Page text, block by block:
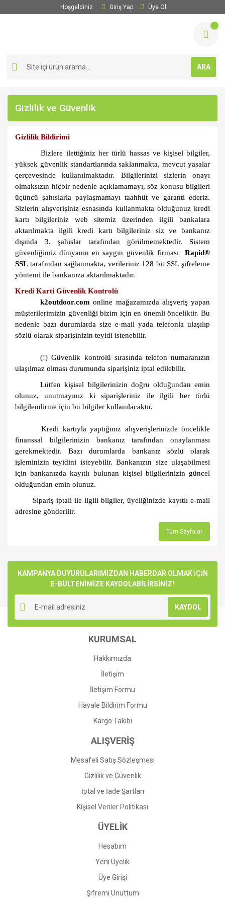
Hoşgeldiniz Giriş Yap Üye Ol
ARA
Gizlilik ve Güvenlik
Gizlilik Bildirimi
Bizlere ilettiğiniz her türlü hassas ve kişisel bilgiler,
yüksek güvenlik standartlarında saklanmakta, mevcut yasalar
çerçevesinde kullanılmaktadır. Bilgilerinizi sizlerin onayı
olmaksızın hiçbir nedenle açıklamamayı, söz konusu bilgileri
üçüncü şahıslarla paylaşmamayı taahhüt ve garanti ederiz.
Sizlerin alışverişiniz esnasında kullanmakta olduğunuz kredi
kartı bilgileriniz web sitemiz üzerinden ilgili bankalara
aktarılmakta ilgili kredi kartı bilgileriniz siz ve bankanız
dışında 3. şahıslar tarafından görülmemektedir. Sistem
güvenliğimiz dünyanın en saygın güvenlik firması Rapid®
SSL tarafından sağlanmakta, verileriniz 128 bit SSL şifreleme
yöntemi ile bankanıza aktarılmaktadır.
Kredi Karti Güvenlik Kontrolü
k2outdoor.com online mağazamızda alışveriş yapan
müşterilerimizin güvenliği bizim için en önemli önceliktir. Bu
nedenle bazı durumlarda size e-mail yada telefonla ulaşılıp
sözlü olarak siparişinizin teyidi istenebilir.
(!) Güvenlik kontrolü sırasında telefon numaranızın
ulaşılmaz olması durumunda siparişiniz iptal edilebilir.
Lütfen kişisel bilgilerinizin doğru olduğundan emin
olunuz, unutmayınız ki siparişleriniz ile ilgili her türlü
bilgilendirme için bu bilgiler kullanılacaktır.
Kredi kartıyla yaptığınız alışverişlerinizde öncelikle
finanssal bilgilerinizin bankanız tarafından onaylanması
gerekmektedir. Bazı durumlarda bankanız sözlü olarak
işleminizin teyidini isteyebilir. Bankanızın size ulaşabilmesi
için bankanızda kayıtlı bulunan kişisel bilgilerinizin güncel
olduğundan emin olunuz.
Sipariş iptali ile ilgili bilgiler, üyeliğinizde kayıtlı e-mail
adresine gönderilir.
Tüm Sayfalar
KAMPANYA DUYURULARIMIZDAN HABERDAR OLMAK İÇİN
E-BÜLTENİMİZE KAYDOLABİLİRSİNİZ!
KAYDOL
KURUMSAL
Hakkımızda
İletişim
İletişim Formu
Havale Bildirim Formu
Kargo Takibi
ALIŞVERİŞ
Mesafeli Satış Sözleşmesi
Gizlilik ve Güvenlik
İptal ve İade Şartları
Kişisel Veriler Politikası
ÜYELİK
Hesabım
Yeni Üyelik
Üye Girişi
Şifremi Unuttum